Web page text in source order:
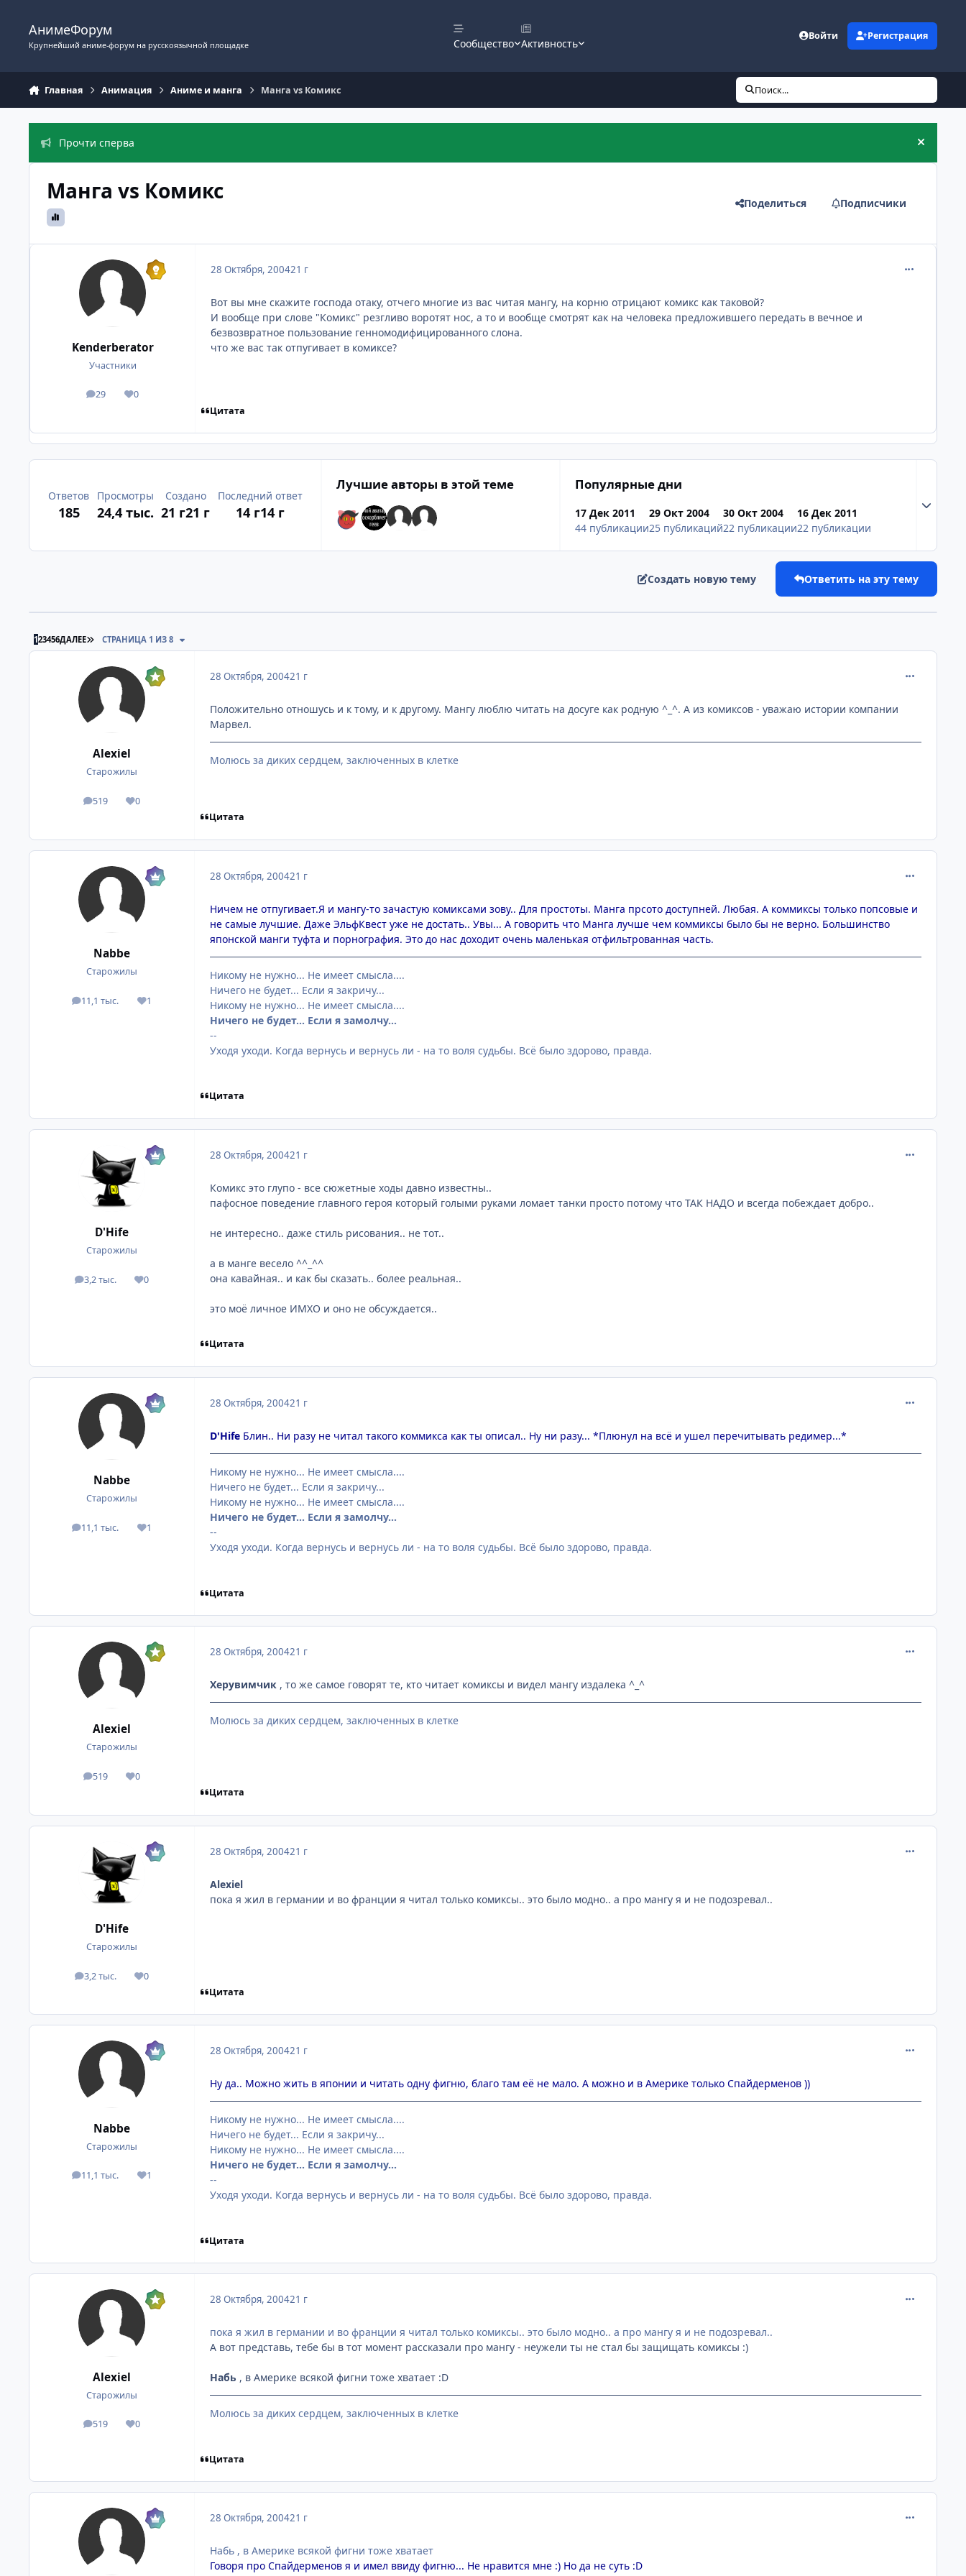
АнимеФорум
Крупнейший аниме-форум на русскоязычной площадке Сообщество Активность
Войти Регистрация
Главная Анимация Аниме и манга Манга vs Комикс Поиск...
Прочти сперва Скрыть
Манга vs Комикс Поделиться Подписчики
Kenderberator
Участники
29
посты 0
Репутация
28 Октября, 200421 г
Вот вы мне скажите господа отаку, отчего многие из вас читая мангу, на корню отрицают комикс как таковой?
И вообще при слове "Комикс" резгливо воротят нос, а то и вообще смотрят как на человека предложившего передать в вечное и
безвозвратное пользование генномодифицированного слона.
что же вас так отпугивает в комиксе?
Цитата
Ответов
185
Просмотры
24,4 тыс.
Создано
21 г21 г
Последний ответ
14 г14 г
Лучшие авторы в этой теме Популярные дни
17 Дек 2011
44 публикации
29 Окт 2004
25 публикаций
30 Окт 2004
22 публикации
16 Дек 2011
22 публикации
Создать новую тему Ответить на эту тему
123456ДАЛЕЕ ПОСЛЕДНЯЯ СТРАНИЦА
СТРАНИЦА 1 ИЗ 8
Alexiel
Старожилы
519
посты 0
Репутация
28 Октября, 200421 г
Положительно отношусь и к тому, и к другому. Мангу люблю читать на досуге как родную ^_^. А из комиксов - уважаю истории компании
Марвел.
Молюсь за диких сердцем, заключенных в клетке
Цитата
Nabbe
Старожилы
11,1 тыс.
посты 1
Репутация
28 Октября, 200421 г
Ничем не отпугивает.Я и мангу-то зачастую комиксами зову.. Для простоты. Манга прсото доступней. Любая. А коммиксы только попсовые и
не самые лучшие. Даже ЭльфКвест уже не достать.. Увы... А говорить что Манга лучше чем коммиксы было бы не верно. Большинство
японской манги туфта и порнография. Это до нас доходит очень маленькая отфильтрованная часть.
Никому не нужно... Не имеет смысла....
Ничего не будет... Если я закричу...
Никому не нужно... Не имеет смысла....
Ничего не будет... Если я замолчу...
--
Уходя уходи. Когда вернусь и вернусь ли - на то воля судьбы. Всё было здорово, правда.
Цитата
D'Hife
Старожилы
3,2 тыс.
посты 0
Репутация
28 Октября, 200421 г
Комикс это глупо - все сюжетные ходы давно известны..
пафосное поведение главного героя который голыми руками ломает танки просто потому что ТАК НАДО и всегда побеждает добро..
не интересно.. даже стиль рисования.. не тот..
а в манге весело ^^_^^
она кавайная.. и как бы сказать.. более реальная..
это моё личное ИМХО и оно не обсуждается..
Цитата
Nabbe
Старожилы
11,1 тыс.
посты 1
Репутация
28 Октября, 200421 г
D'Hife Блин.. Ни разу не читал такого коммикса как ты описал.. Ну ни разу... *Плюнул на всё и ушел перечитывать редимер...*
Никому не нужно... Не имеет смысла....
Ничего не будет... Если я закричу...
Никому не нужно... Не имеет смысла....
Ничего не будет... Если я замолчу...
--
Уходя уходи. Когда вернусь и вернусь ли - на то воля судьбы. Всё было здорово, правда.
Цитата
Alexiel
Старожилы
519
посты 0
Репутация
28 Октября, 200421 г
Херувимчик , то же самое говорят те, кто читает комиксы и видел мангу издалека ^_^
Молюсь за диких сердцем, заключенных в клетке
Цитата
D'Hife
Старожилы
3,2 тыс.
посты 0
Репутация
28 Октября, 200421 г
Alexiel
пока я жил в германии и во франции я читал только комиксы.. это было модно.. а про мангу я и не подозревал..
Цитата
Nabbe
Старожилы
11,1 тыс.
посты 1
Репутация
28 Октября, 200421 г
Ну да.. Можно жить в японии и читать одну фигню, благо там её не мало. А можно и в Америке только Спайдерменов ))
Никому не нужно... Не имеет смысла....
Ничего не будет... Если я закричу...
Никому не нужно... Не имеет смысла....
Ничего не будет... Если я замолчу...
--
Уходя уходи. Когда вернусь и вернусь ли - на то воля судьбы. Всё было здорово, правда.
Цитата
Alexiel
Старожилы
519
посты 0
Репутация
28 Октября, 200421 г
пока я жил в германии и во франции я читал только комиксы.. это было модно.. а про мангу я и не подозревал..
А вот представь, тебе бы в тот момент рассказали про мангу - неужели ты не стал бы защищать комиксы :)
Набь , в Америке всякой фигни тоже хватает :D
Молюсь за диких сердцем, заключенных в клетке
Цитата
28 Октября, 200421 г
Набь , в Америке всякой фигни тоже хватает
Говоря про Спайдерменов я и имел ввиду фигню... Не нравится мне :) Но да не суть :D